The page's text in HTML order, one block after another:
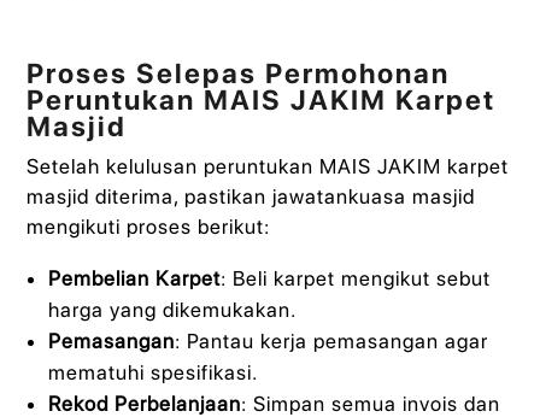
Proses Selepas Permohonan
Peruntukan MAIS JAKIM Karpet
Masjid
Setelah kelulusan peruntukan MAIS JAKIM karpet
masjid diterima, pastikan jawatankuasa masjid
mengikuti proses berikut:
Pembelian Karpet: Beli karpet mengikut sebut
harga yang dikemukakan.
Pemasangan: Pantau kerja pemasangan agar
mematuhi spesifikasi.
Rekod Perbelanjaan: Simpan semua invois dan